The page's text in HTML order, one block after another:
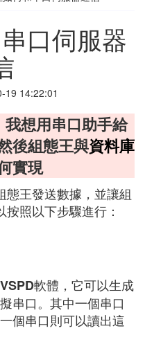
口伺服器
19 14:22:01
想用串口助手給
後組態王與資料庫
實現
態王發送數據，並讓組
照以下步驟進行：
軟體，它可以生成
串口。其中一個串口
個串口則可以讀出這